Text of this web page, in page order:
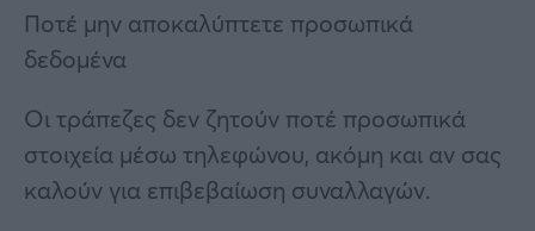
Ποτέ μην αποκαλύπτετε προσωπικά
δεδομένα
Οι τράπεζες δεν ζητούν ποτέ προσωπικά
στοιχεία μέσω τηλεφώνου, ακόμη και αν σας
καλούν για επιβεβαίωση συναλλαγών.